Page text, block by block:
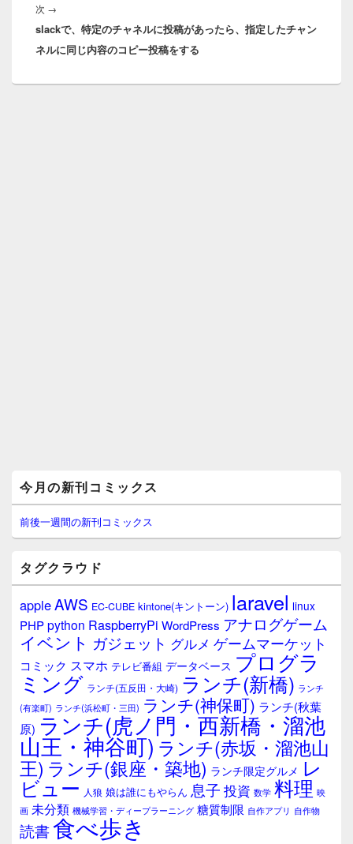
ョ
ン
次 →
の
投
slackで、特定のチャネルに投稿があったら、指定したチャン
ネルに同じ内容のコピー投稿をする
イ
ン
サ
イ
ウ
ィ
ジ
ェ
ア
今月の新刊コミックス
前後一週間の新刊コミックス
タグクラウド
appleAWS EC-CUBE kintone(キントーン) laravel linux
PHPpython RaspberryPi WordPress アナログゲーム
イベント ガジェット グルメ ゲームマーケット
コミック スマホ テレビ番組 データベース プログラ
ミング ランチ(五反田・大崎) ランチ(新橋) ランチ
(有楽町) ランチ(浜松町・三田) ランチ(神保町) ランチ(秋葉
原) ランチ(虎ノ門・西新橋・溜池
山王・神谷町) ランチ(赤坂・溜池山
王) ランチ(銀座・築地) ランチ限定グルメ レ
ビュー 人狼 娘は誰にもやらん 息子 投資 数学 料理 映
画 未分類 機械学習・ディープラーニング 糖質制限 自作アプリ 自作物
読書食べ歩き